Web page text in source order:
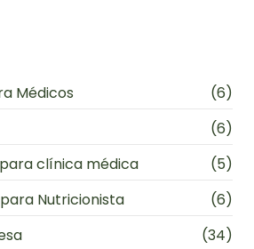
Médicos
(6)
(6)
clínica médica
(5)
Nutricionista
(6)
(34)